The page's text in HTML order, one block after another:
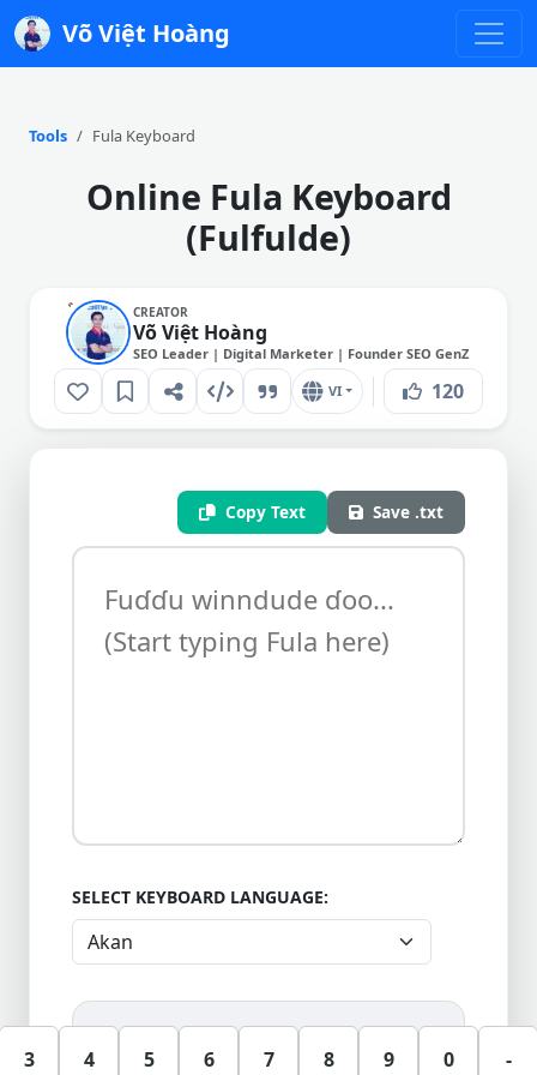
Võ Việt Hoàng
Tools Fula Keyboard
Online Fula Keyboard
(Fulfulde)
CREATOR
Võ Việt Hoàng
SEO Leader | Digital Marketer | Founder SEO GenZ
VI 120
Copy Text Save .txt
SELECT KEYBOARD LANGUAGE:
3 4 5 6 7 8 9 0 -